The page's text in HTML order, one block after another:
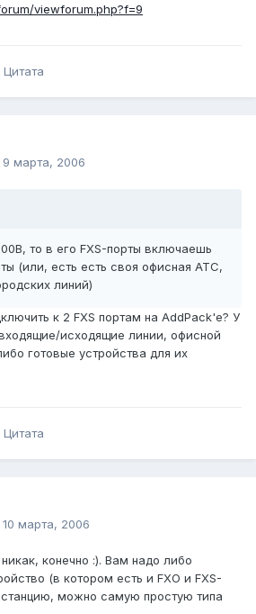
viewforum.php?f=9
Цитата
9 марта, 2006
то в его FXS-порты включаешь
(или, есть есть своя офисная АТС,
линий)
к 2 FXS портам на AddPack'е? У
исходящие линии, офисной
готовые устройства для их
Цитата
10 марта, 2006
конечно :). Вам надо либо
(в котором есть и FXO и FXS-
можно самую простую типа